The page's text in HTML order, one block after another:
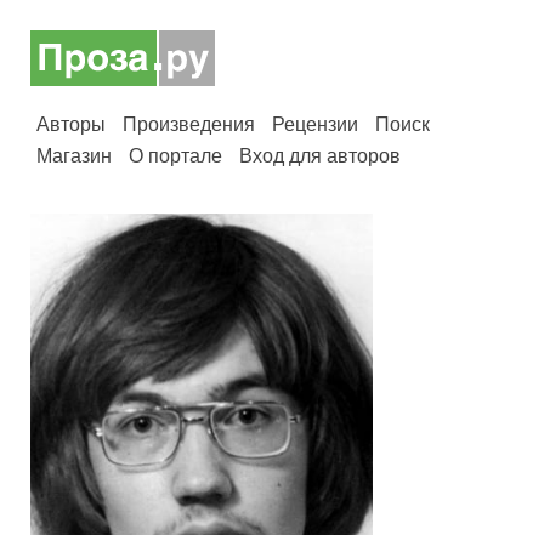
Авторы Произведения Рецензии
Поиск
Магазин
О портале Вход для авторов